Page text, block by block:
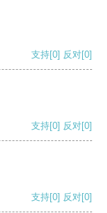
支持[0] 反对[0]
支持[0] 反对[0]
支持[0] 反对[0]